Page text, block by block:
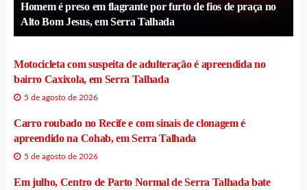
Homem é preso em flagrante por furto de fios de praça no
Alto Bom Jesus, em Serra Talhada
Motocicleta com suspeita de adulteração é apreendida no
bairro Caxixola, em Serra Talhada
5 de agosto de 2026
Carro roubado no Recife e com sinais de clonagem é
apreendido na Cohab, em Serra Talhada
5 de agosto de 2026
Em julho, Centro de Parto Normal de Serra Talhada bate